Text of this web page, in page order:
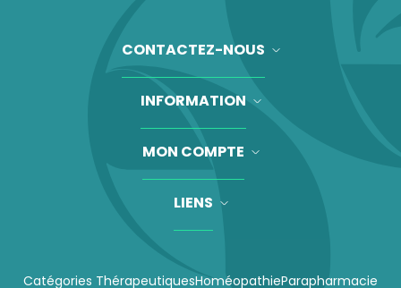
CONTACTEZ-NOUS
INFORMATION
MON COMPTE
LIENS
Catégories ThérapeutiquesHoméopathieParapharmacie